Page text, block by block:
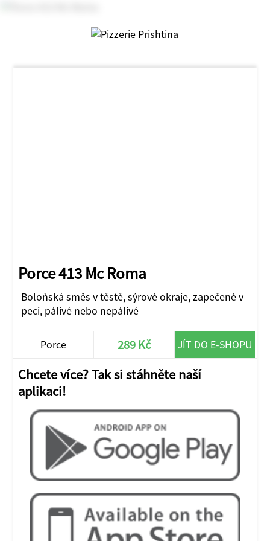
Porce 413 Mc Roma
Boloňská směs v těstě, sýrové okraje, zapečené v
peci, pálivé nebo nepálivé
Porce 289 Kč JÍT DO E-SHOPU
Chcete více? Tak si stáhněte naší
aplikaci!